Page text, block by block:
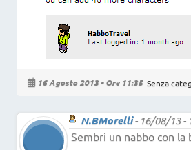
16 Agosto 2013 - Ore 11:35 Senza
N.BMorelli- 16/08/13 -
Sembri un nabbo con la